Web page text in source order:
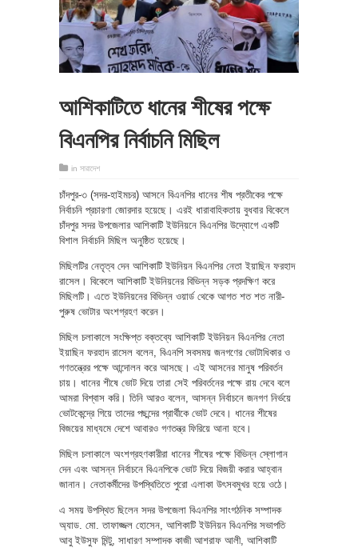
আশিকাটিতে ধানের শীষের পক্ষে
বিএনপির নির্বাচনি মিছিল
in সারাদেশ
চাঁদপুর-৩ (সদর-হাইমচর) আসনে বিএনপির ধানের শীষ প্রতীকের পক্ষে
নির্বাচনি প্রচারণা জোরদার হয়েছে। এরই ধারাবাহিকতায় বুধবার বিকেলে
চাঁদপুর সদর উপজেলার আশিকাটি ইউনিয়নে বিএনপির উদ্যোগে একটি
বিশাল নির্বাচনি মিছিল অনুষ্ঠিত হয়েছে।
মিছিলটির নেতৃত্ব দেন আশিকাটি ইউনিয়ন বিএনপির নেতা ইয়াছিন ফরহাদ
রাসেল। বিকেলে আশিকাটি ইউনিয়নের বিভিন্ন সড়ক প্রদক্ষিণ করে
মিছিলটি। এতে ইউনিয়নের বিভিন্ন ওয়ার্ড থেকে আগত শত শত নারী-
পুরুষ ভোটার অংশগ্রহণ করেন।
মিছিল চলাকালে সংক্ষিপ্ত বক্তব্যে আশিকাটি ইউনিয়ন বিএনপির নেতা
ইয়াছিন ফরহাদ রাসেল বলেন, বিএনপি সবসময় জনগণের ভোটাধিকার ও
গণতন্ত্রের পক্ষে আন্দোলন করে আসছে। এই আসনের মানুষ পরিবর্তন
চায়। ধানের শীষে ভোট দিয়ে তারা সেই পরিবর্তনের পক্ষে রায় দেবে বলে
আমরা বিশ্বাস করি। তিনি আরও বলেন, আসন্ন নির্বাচনে জনগণ নির্ভয়ে
ভোটকেন্দ্রে গিয়ে তাদের পছন্দের প্রার্থীকে ভোট দেবে। ধানের শীষের
বিজয়ের মাধ্যমে দেশে আবারও গণতন্ত্র ফিরিয়ে আনা হবে।
মিছিল চলাকালে অংশগ্রহণকারীরা ধানের শীষের পক্ষে বিভিন্ন স্লোগান
দেন এবং আসন্ন নির্বাচনে বিএনপিকে ভোট দিয়ে বিজয়ী করার আহ্বান
জানান। নেতাকর্মীদের উপস্থিতিতে পুরো এলাকা উৎসবমুখর হয়ে ওঠে।
এ সময় উপস্থিত ছিলেন সদর উপজেলা বিএনপির সাংগঠনিক সম্পাদক
অ্যাড. মো. তাফাজ্জল হোসেন, আশিকাটি ইউনিয়ন বিএনপির সভাপতি
আবু ইউসুফ মিন্টু, সাধারণ সম্পাদক কাজী আশরাফ আলী, আশিকাটি